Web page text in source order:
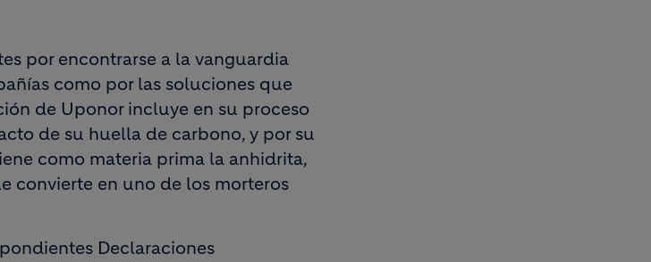
por encontrarse a la vanguardia
como por las soluciones que
de Uponor incluye en su proceso
de su huella de carbono, y por su
como materia prima la anhidrita,
convierte en uno de los morteros
Declaraciones